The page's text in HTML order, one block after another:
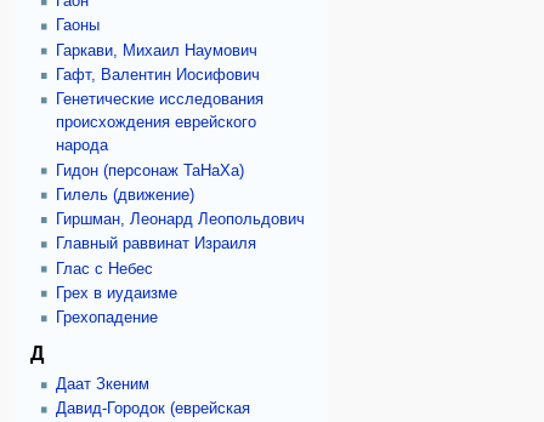
Гаоны
Гаркави, Михаил Наумович
Гафт, Валентин Иосифович
Генетические исследования
происхождения еврейского
народа
Гидон (персонаж ТаНаХа)
Гилель (движение)
Гиршман, Леонард Леопольдович
Главный раввинат Израиля
Глас с Небес
Грех в иудаизме
Грехопадение
Д
Даат Зкеним
Давид-Городок (еврейская